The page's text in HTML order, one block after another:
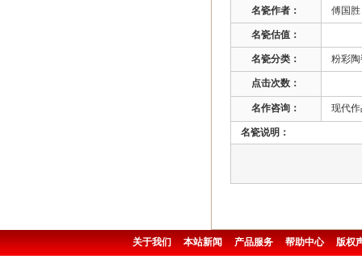
名瓷作者： 傅国胜
名瓷估值：
名瓷分类： 粉彩陶
点击次数：
名作咨询： 现代作
名瓷说明：
关于我们 本站新闻 产品服务 帮助中心 版权